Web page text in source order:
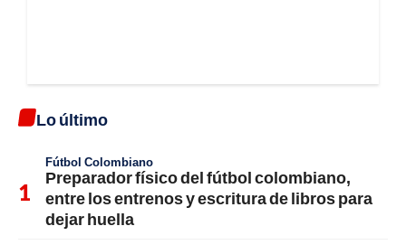
Lo último
Fútbol Colombiano
Preparador físico del fútbol colombiano,
entre los entrenos y escritura de libros para
dejar huella